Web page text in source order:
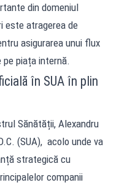
din domeniul
este atragerea de
asigurarea unui flux
piața internă.
în SUA în plin
Sănătății, Alexandru
(SUA), acolo unde va
strategică cu
companii